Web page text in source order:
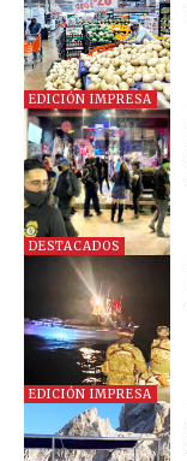
EDICIÓN IMPRESA
DESTACADOS
EDICIÓN IMPRESA